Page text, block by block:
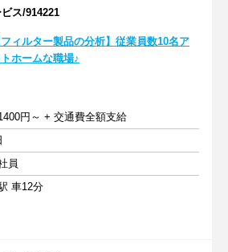
ス/914221
フィルター製品の分析】従業員数10名ア
トホームな職場♪
円～ + 交通費全額支給
員
車12分